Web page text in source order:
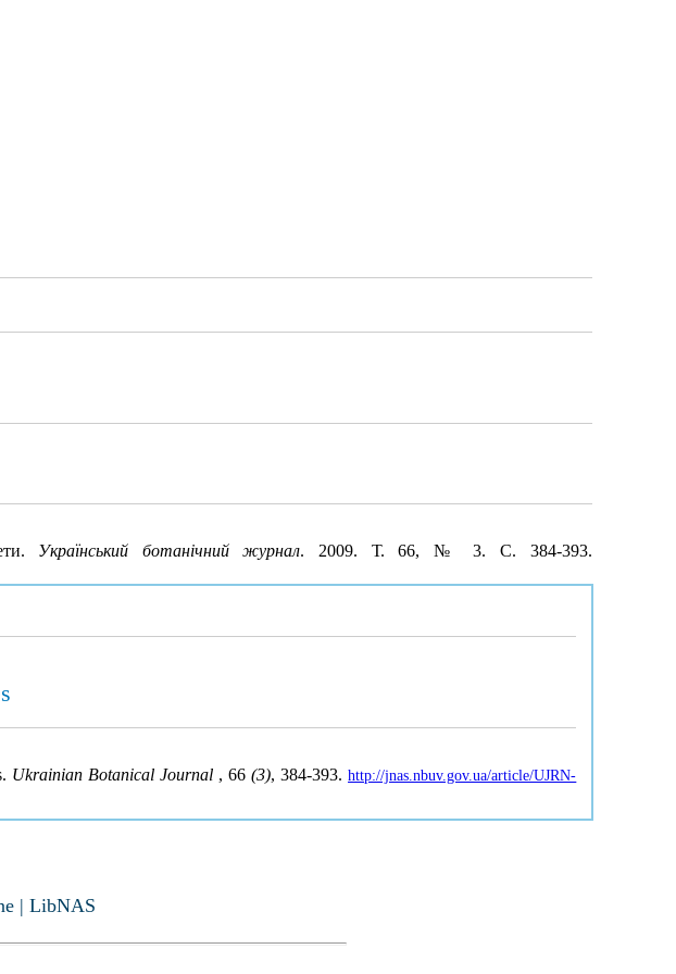
Український ботанічний журнал. 2009. Т. 66, № 3. С. 384-393.
Ukrainian Botanical Journal , 66(3), 384-393.http://jnas.nbuv.gov.ua/article/UJRN-
| LibNAS